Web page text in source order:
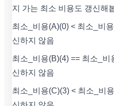
지 가는 최소 비용도 갱신해
최소_비용(A)(0) < 최소_비
신하지 않음
최소_비용(B)(4) == 최소_비
신하지 않음
최소_비용(C)(3) < 최소_비